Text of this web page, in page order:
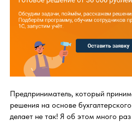
Предприниматель, который
решения на основе
делает не так! Я об этом много